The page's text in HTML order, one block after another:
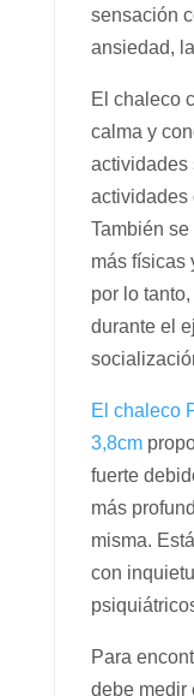
sensación
ansiedad,
El chaleco
calma y
actividades
actividades
También
más físicas
por lo
durante el
El chaleco
3,8cm
fuerte
más
misma.
con
Para
debe medir